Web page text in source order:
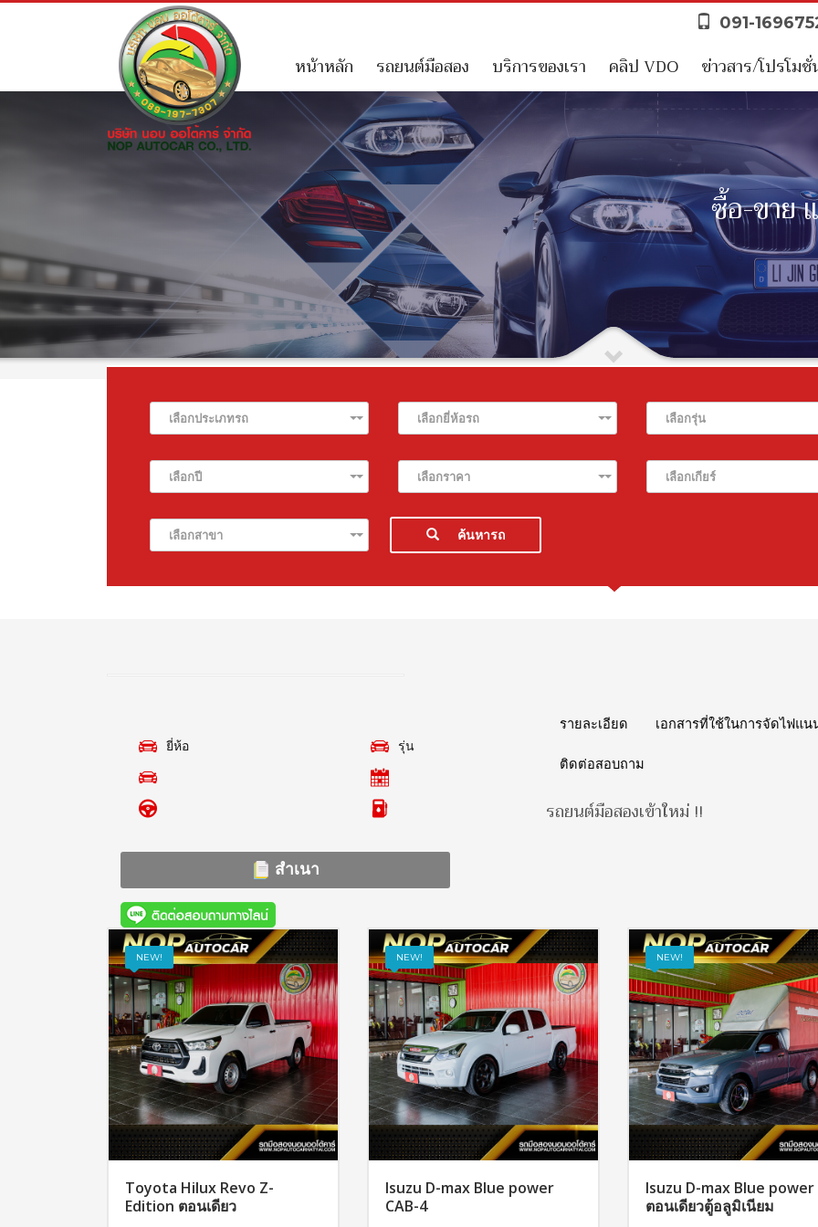
091-
หน้าหลัก รถยนต์มือสอง บริการของเรา คลิป VDO ข่าวสาร/โปรโม
ซื้อ-ขาย
เลือกประเภทรถ เลือกยี่ห้อรถ เลือกรุ่น
เลือกปี เลือกราคา เลือกเกียร์
เลือกสาขา ค้นหารถ
ยี่ห้อ รุ่น
สำเนา
รายละเอียด เอกสารที่ใช้ในการจัดไฟแน
ติดต่อสอบถาม
รถยนต์มือสองเข้าใหม่ !!
NEW!
Toyota Hilux Revo Z-
Edition ตอนเดียว
NEW!
Isuzu D-max Blue power
CAB-4
NEW!
Isuzu D-max Blue power
ตอนเดียวตู้อลูมิเนียม